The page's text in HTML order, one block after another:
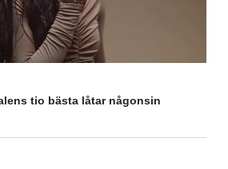
tio bästa låtar någonsin